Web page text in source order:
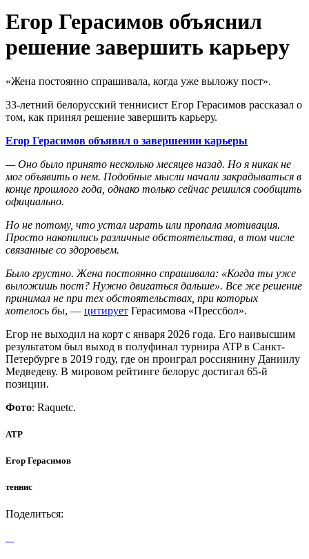
Егор Герасимов объяснил
решение завершить карьеру
«Жена постоянно спрашивала, когда уже выложу пост».
33-летний белорусский теннисист Егор Герасимов рассказал о
том, как принял решение завершить карьеру.
Егор Герасимов объявил о завершении карьеры
— Оно было принято несколько месяцев назад. Но я никак не
мог объявить о нем. Подобные мысли начали закрадываться в
конце прошлого года, однако только сейчас решился сообщить
официально.
Но не потому, что устал играть или пропала мотивация.
Просто накопились различные обстоятельства, в том числе
связанные со здоровьем.
Было грустно. Жена постоянно спрашивала: «Когда ты уже
выложишь пост? Нужно двигаться дальше». Все же решение
принимал не при тех обстоятельствах, при которых
хотелось бы, — цитирует Герасимова «Прессбол».
Егор не выходил на корт с января 2026 года. Его наивысшим
результатом был выход в полуфинал турнира ATP в Санкт-
Петербурге в 2019 году, где он проиграл россиянину Даниилу
Медведеву. В мировом рейтинге белорус достигал 65-й
позиции.
Фото: Raquetc.
ATP
Егор Герасимов
теннис
Поделиться: